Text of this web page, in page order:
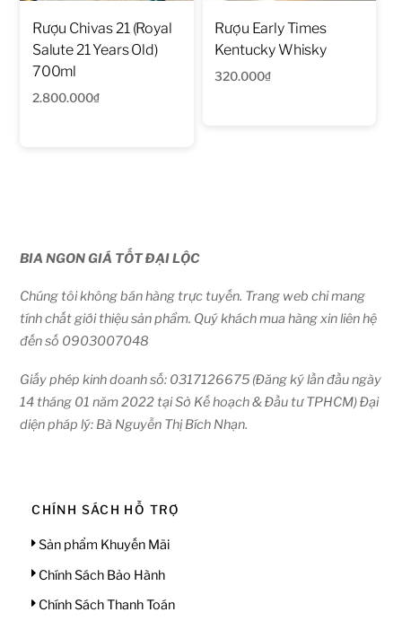
Rượu Chivas 21 (Royal
Salute 21 Years Old)
700ml
2.800.000₫
Rượu Early Times
Kentucky Whisky
320.000₫
BIA NGON GIÁ TỐT ĐẠI LỘC
Chúng tôi không bán hàng trực tuyến. Trang web chỉ mang
tính chất giới thiệu sản phẩm. Quý khách mua hàng xin liên hệ
đến số 0903007048
Giấy phép kinh doanh số: 0317126675 (Đăng ký lần đầu ngày
14 tháng 01 năm 2022 tại Sở Kế hoạch & Đầu tư TPHCM) Đại
diện pháp lý: Bà Nguyễn Thị Bích Nhạn.
CHÍNH SÁCH HỖ TRỢ
Sản phẩm Khuyến Mãi
Chính Sách Bảo Hành
Chính Sách Thanh Toán